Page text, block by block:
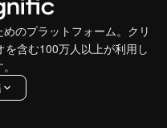
のプラットフォーム。クリ
含む100万人以上が利用し